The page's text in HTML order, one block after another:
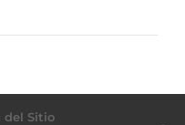
del Sitio